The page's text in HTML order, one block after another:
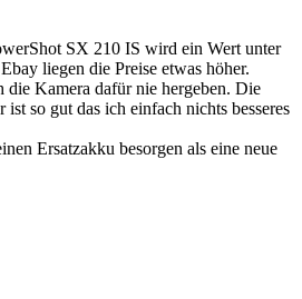
SX 210 IS wird ein Wert unter
liegen die Preise etwas höher.
Kamera dafür nie hergeben. Die
so gut das ich einfach nichts besseres
Ersatzakku besorgen als eine neue